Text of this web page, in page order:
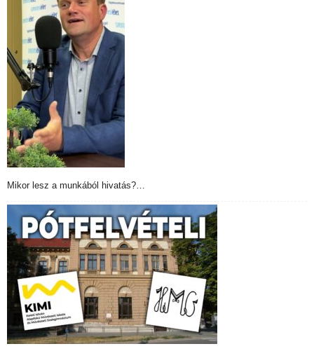
Mikor lesz a munkából hivatás?…